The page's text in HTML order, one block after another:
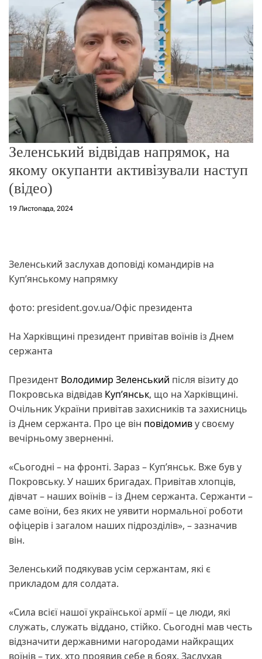
о
е
у
Зеленський відвідав напрямок, на
якому окупанти активізували наступ
(відео)
19 Листопада, 2024
Зеленський заслухав доповіді командирів на
Куп’янському напрямку
фото: president.gov.ua/Офіс президента
На Харківщині президент привітав воїнів із Днем
сержанта
Президент Володимир Зеленський після візиту до
Покровська відвідав Куп’янськ, що на Харківщині.
Очільник України привітав захисників та захисниць
із Днем сержанта. Про це він повідомиву своєму
вечірньому зверненні.
«Сьогодні – на фронті. Зараз – Куп’янськ. Вже був у
Покровську. У наших бригадах. Привітав хлопців,
дівчат – наших воїнів – із Днем сержанта. Сержанти –
саме воїни, без яких не уявити нормальної роботи
офіцерів і загалом наших підрозділів», – зазначив
він.
Зеленський подякував усім сержантам, які є
прикладом для солдата.
«Сила всієї нашої української армії – це люди, які
служать, служать віддано, стійко. Сьогодні мав честь
відзначити державними нагородами найкращих
воїнів – тих, хто проявив себе в боях. Заслухав